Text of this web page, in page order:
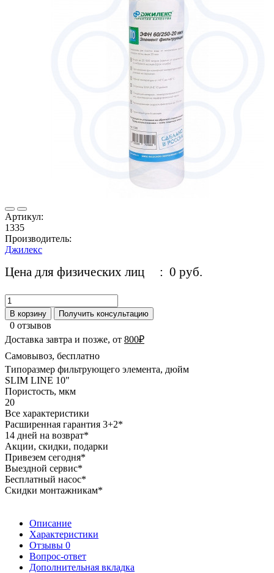
Артикул:
1335
Производитель:
Джилекс
Цена для физических лиц : 0 руб.
В корзину Получить консультацию
0 отзывов
Доставка завтра и позже, от 800₽
Самовывоз, бесплатно
Типоразмер фильтрующего элемента, дюйм
SLIM LINE 10"
Пористость, мкм
20
Все характеристики
Расширенная гарантия 3+2*
14 дней на возврат*
Акции, скидки, подарки
Привезем сегодня*
Выездной сервис*
Бесплатный насос*
Скидки монтажникам*
Описание
Характеристики
Отзывы 0
Вопрос-ответ
Дополнительная вкладка